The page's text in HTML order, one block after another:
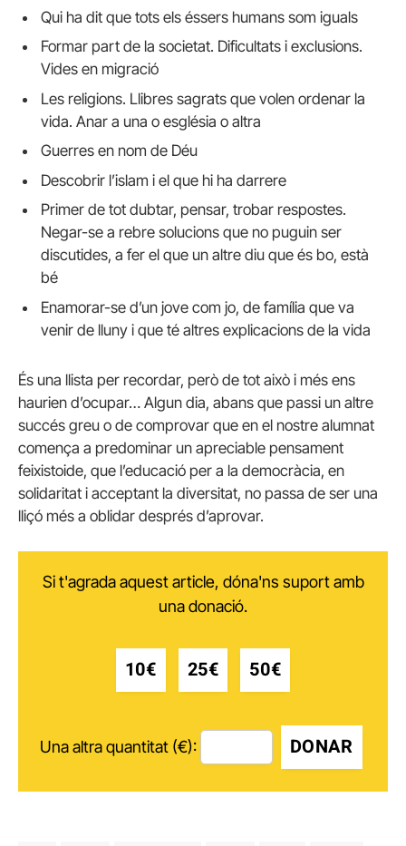
Qui ha dit que tots els éssers humans som iguals
Formar part de la societat. Dificultats i exclusions.
Vides en migració
Les religions. Llibres sagrats que volen ordenar la
vida. Anar a una o església o altra
Guerres en nom de Déu
Descobrir l’islam i el que hi ha darrere
Primer de tot dubtar, pensar, trobar respostes.
Negar-se a rebre solucions que no puguin ser
discutides, a fer el que un altre diu que és bo, està
bé
Enamorar-se d’un jove com jo, de família que va
venir de lluny i que té altres explicacions de la vida
És una llista per recordar, però de tot això i més ens
haurien d’ocupar… Algun dia, abans que passi un altre
succés greu o de comprovar que en el nostre alumnat
comença a predominar un apreciable pensament
feixistoide, que l’educació per a la democràcia, en
solidaritat i acceptant la diversitat, no passa de ser una
lliçó més a oblidar després d’aprovar.
Si t'agrada aquest article, dóna'ns suport amb
una donació.
10€ 25€ 50€
Una altra quantitat (€): DONAR